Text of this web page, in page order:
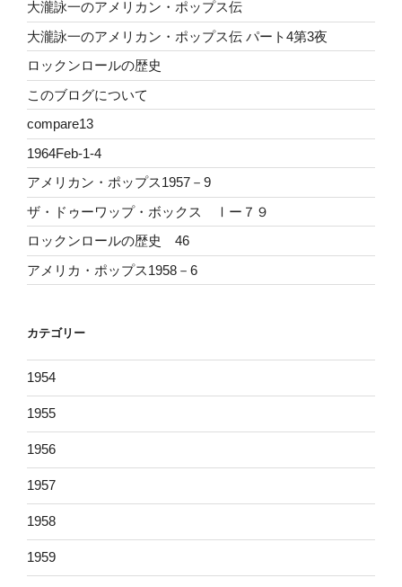
大瀧詠一のアメリカン・ポップス伝
大瀧詠一のアメリカン・ポップス伝 パート4第3夜
ロックンロールの歴史
このブログについて
compare13
1964Feb-1-4
アメリカン・ポップス1957－9
ザ・ドゥーワップ・ボックス Ⅰー７９
ロックンロールの歴史 46
アメリカ・ポップス1958－6
カテゴリー
1954
1955
1956
1957
1958
1959